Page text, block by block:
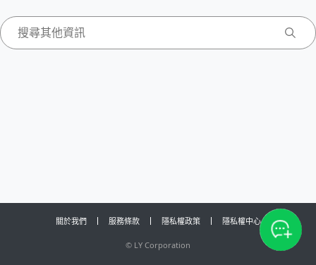
關於我們 服務條款 隱私權政策 隱私權中心
© LY Corporation